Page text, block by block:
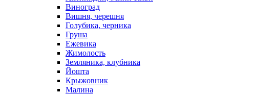
Виноград
Вишня, черешня
Голубика, черника
Груша
Ежевика
Жимолость
Земляника, клубника
Йошта
Крыжовник
Малина